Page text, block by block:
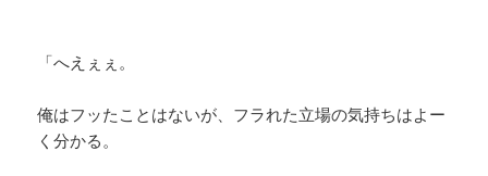
「へえぇぇ。
俺はフッたことはないが、フラれた立場の気持ちはよー
く分かる。